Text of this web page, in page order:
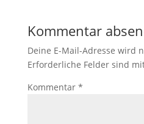
Kommentar
Deine E-Mail-Adresse wird
Erforderliche Felder sind
Kommentar *